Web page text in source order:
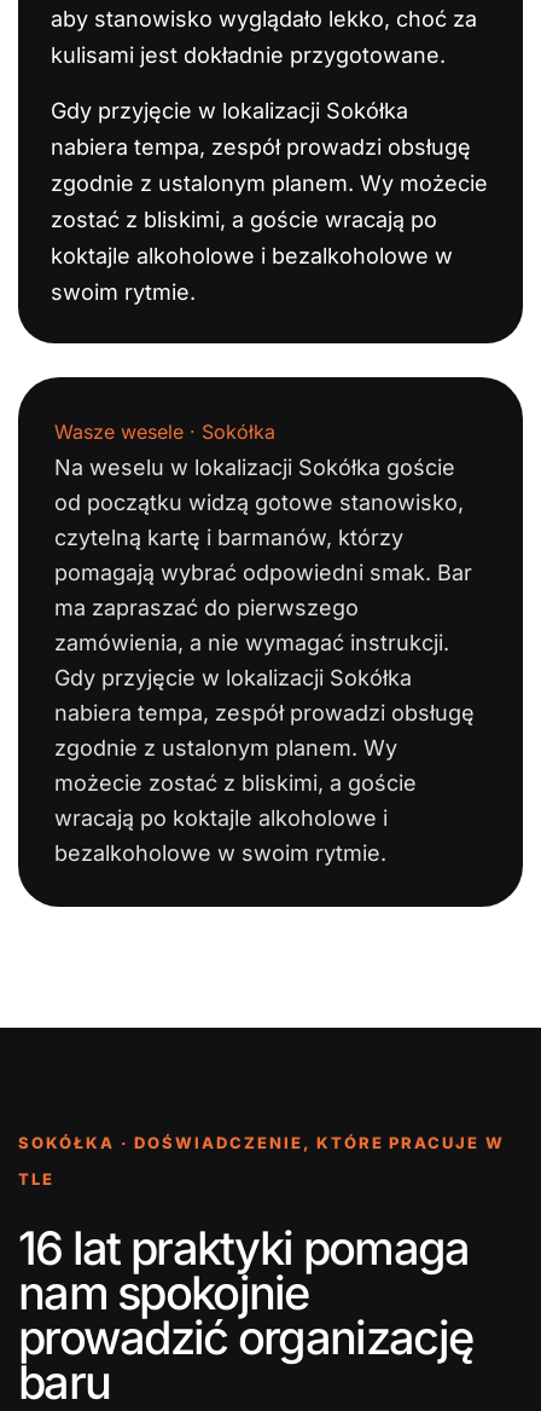
aby stanowisko wyglądało lekko, choć za
kulisami jest dokładnie przygotowane.
Gdy przyjęcie w lokalizacji Sokółka
nabiera tempa, zespół prowadzi obsługę
zgodnie z ustalonym planem. Wy możecie
zostać z bliskimi, a goście wracają po
koktajle alkoholowe i bezalkoholowe w
swoim rytmie.
Wasze wesele · Sokółka
Na weselu w lokalizacji Sokółka goście
od początku widzą gotowe stanowisko,
czytelną kartę i barmanów, którzy
pomagają wybrać odpowiedni smak. Bar
ma zapraszać do pierwszego
zamówienia, a nie wymagać instrukcji.
Gdy przyjęcie w lokalizacji Sokółka
nabiera tempa, zespół prowadzi obsługę
zgodnie z ustalonym planem. Wy
możecie zostać z bliskimi, a goście
wracają po koktajle alkoholowe i
bezalkoholowe w swoim rytmie.
SOKÓŁKA · DOŚWIADCZENIE, KTÓRE PRACUJE W
TLE
16 lat praktyki pomaga
nam spokojnie
prowadzić organizację
baru